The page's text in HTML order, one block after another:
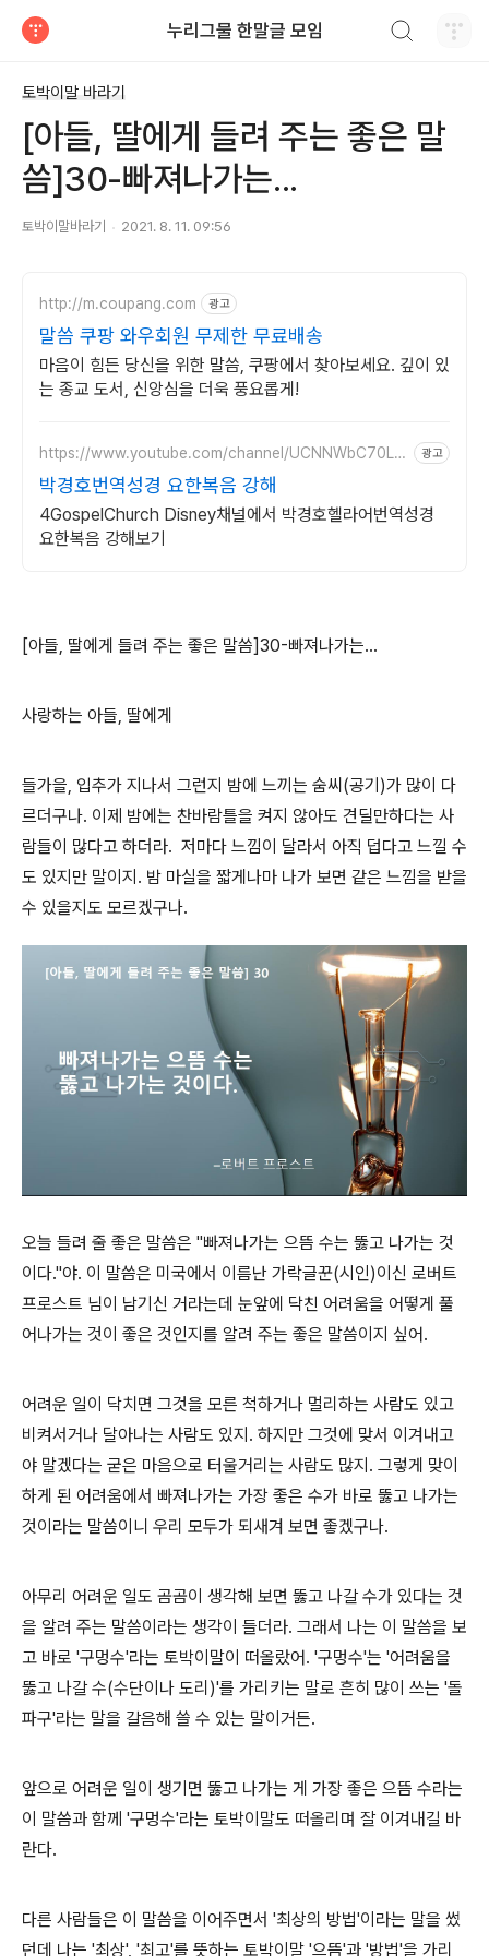
누리그물 한말글 모임
토박이말 바라기
[아들, 딸에게 들려 주는 좋은 말
씀]30-빠져나가는...
토박이말바라기 2021. 8. 11. 09:56
http://m.coupang.com 광고
말씀 쿠팡 와우회원 무제한 무료배송
마음이 힘든 당신을 위한 말씀, 쿠팡에서 찾아보세요. 깊이 있
는 종교 도서, 신앙심을 더욱 풍요롭게!
https://www.youtube.com/channel/UCNNWbC70L2
광고
박경호번역성경 요한복음 강해
4GospelChurch Disney채널에서 박경호헬라어번역성경
요한복음 강해보기
[아들, 딸에게 들려 주는 좋은 말씀]30-빠져나가는...
사랑하는 아들, 딸에게
들가을, 입추가 지나서 그런지 밤에 느끼는 숨씨(공기)가 많이 다
르더구나. 이제 밤에는 찬바람틀을 켜지 않아도 견딜만하다는 사
람들이 많다고 하더라. 저마다 느낌이 달라서 아직 덥다고 느낄 수
도 있지만 말이지. 밤 마실을 짧게나마 나가 보면 같은 느낌을 받을
수 있을지도 모르겠구나.
오늘 들려 줄 좋은 말씀은 "빠져나가는 으뜸 수는 뚫고 나가는 것
이다."야. 이 말씀은 미국에서 이름난 가락글꾼(시인)이신 로버트
프로스트 님이 남기신 거라는데 눈앞에 닥친 어려움을 어떻게 풀
어나가는 것이 좋은 것인지를 알려 주는 좋은 말씀이지 싶어.
어려운 일이 닥치면 그것을 모른 척하거나 멀리하는 사람도 있고
비켜서거나 달아나는 사람도 있지. 하지만 그것에 맞서 이겨내고
야 말겠다는 굳은 마음으로 터울거리는 사람도 많지. 그렇게 맞이
하게 된 어려움에서 빠져나가는 가장 좋은 수가 바로 뚫고 나가는
것이라는 말씀이니 우리 모두가 되새겨 보면 좋겠구나.
아무리 어려운 일도 곰곰이 생각해 보면 뚫고 나갈 수가 있다는 것
을 알려 주는 말씀이라는 생각이 들더라. 그래서 나는 이 말씀을 보
고 바로 '구멍수'라는 토박이말이 떠올랐어. '구멍수'는 '어려움을
뚫고 나갈 수(수단이나 도리)'를 가리키는 말로 흔히 많이 쓰는 '돌
파구'라는 말을 갈음해 쓸 수 있는 말이거든.
앞으로 어려운 일이 생기면 뚫고 나가는 게 가장 좋은 으뜸 수라는
이 말씀과 함께 '구멍수'라는 토박이말도 떠올리며 잘 이겨내길 바
란다.
다른 사람들은 이 말씀을 이어주면서 '최상의 방법'이라는 말을 썼
던데 나는 '최상', '최고'를 뜻하는 토박이말 '으뜸'과 '방법'을 가리